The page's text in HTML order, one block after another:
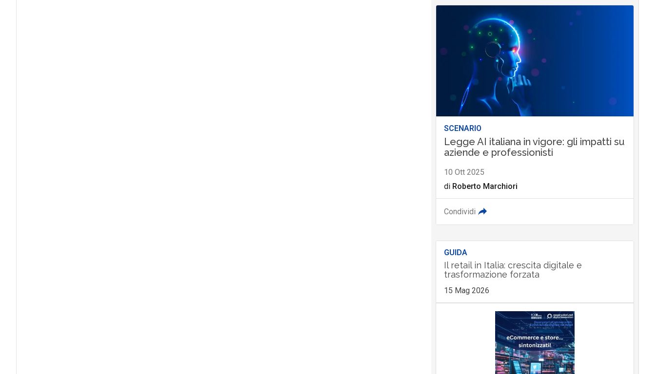
SCENARIO
Legge AI italiana in vigore: gli impatti su
aziende e professionisti
10 Ott 2025
di Roberto Marchiori
Condividi
GUIDA
Il retail in Italia: crescita digitale e
trasformazione forzata
15 Mag 2026